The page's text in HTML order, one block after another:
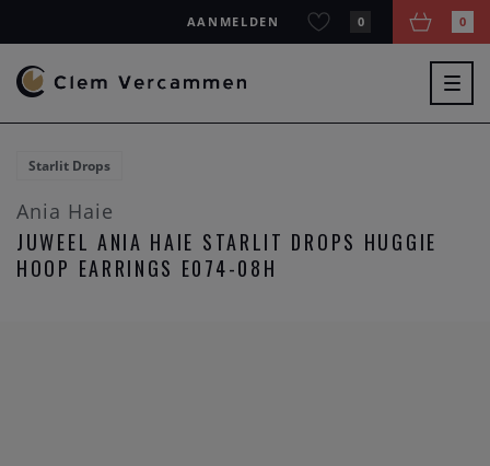
AANMELDEN 0 0
Starlit Drops
Ania Haie
JUWEEL ANIA HAIE STARLIT DROPS HUGGIE
HOOP EARRINGS E074-08H